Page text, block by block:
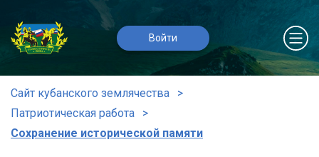
Войти
Сайт кубанского землячества
Патриотическая работа
Сохранение исторической памяти